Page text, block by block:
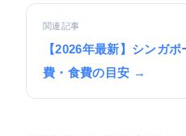
関連記事
【2026年最新】シンガ
費・食費の目安 →